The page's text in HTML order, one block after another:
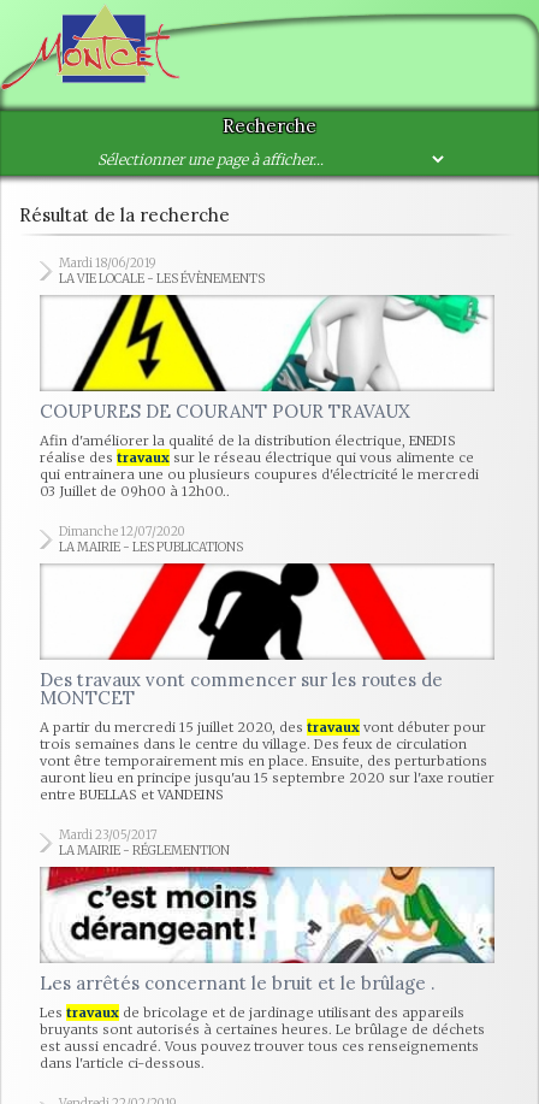
Recherche
Résultat de la recherche
Mardi 18/06/2019
LA VIE LOCALE - LES ÉVÈNEMENTS
COUPURES DE COURANT POUR TRAVAUX
Afin d'améliorer la qualité de la distribution électrique, ENEDIS
réalise des travaux sur le réseau électrique qui vous alimente ce
qui entrainera une ou plusieurs coupures d'électricité le mercredi
03 Juillet de 09h00 à 12h00..
Dimanche 12/07/2020
LA MAIRIE - LES PUBLICATIONS
Des travaux vont commencer sur les routes de
MONTCET
A partir du mercredi 15 juillet 2020, des travaux vont débuter pour
trois semaines dans le centre du village. Des feux de circulation
vont être temporairement mis en place. Ensuite, des perturbations
auront lieu en principe jusqu'au 15 septembre 2020 sur l'axe routier
entre BUELLAS et VANDEINS
Mardi 23/05/2017
LA MAIRIE - RÉGLEMENTION
Les arrêtés concernant le bruit et le brûlage .
Les travaux de bricolage et de jardinage utilisant des appareils
bruyants sont autorisés à certaines heures. Le brûlage de déchets
est aussi encadré. Vous pouvez trouver tous ces renseignements
dans l'article ci-dessous.